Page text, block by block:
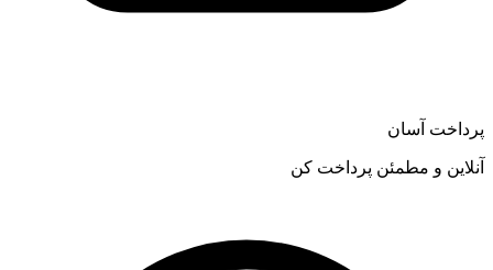
پرداخت آسان
آنلاین و مطمئن پرداخت کن